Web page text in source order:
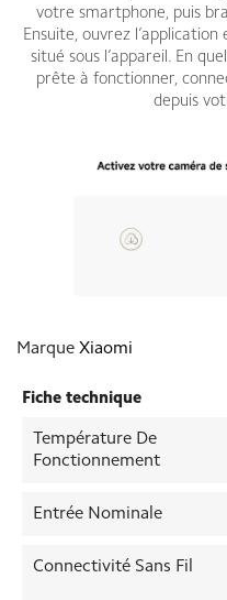
votre smartphone, puis
Ensuite, ouvrez
situé sous l’appareil. En
prête à fonctionner,
depuis
Marque Xiaomi
Fiche technique
Température De
Fonctionnement
Entrée Nominale
Connectivité Sans Fil